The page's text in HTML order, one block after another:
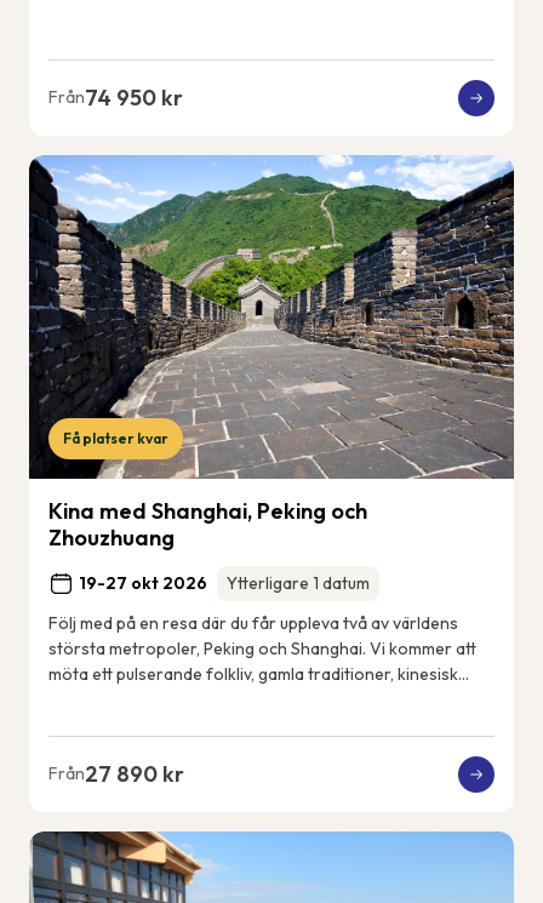
Från74 950 kr
Få platser kvar
Kina med Shanghai, Peking och
Zhouzhuang
19-27 okt 2026
Ytterligare 1 datum
Följ med på en resa där du får uppleva två av världens
största metropoler, Peking och Shanghai. Vi kommer att
möta ett pulserande folkliv, gamla traditioner, kinesisk
Från27 890 kr